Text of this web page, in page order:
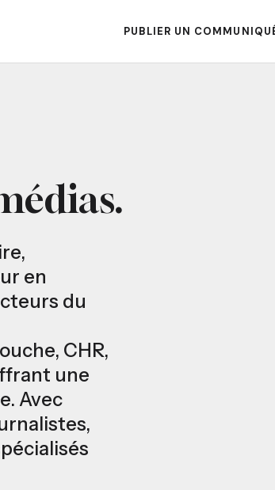
PUBLIER UN
en
du
CHR,
une
Avec